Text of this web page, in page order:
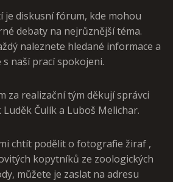
je diskusní fórum, kde mohou
debaty na nejrůznější téma.
naleznete hledané informace a
s naší prací spokojeni.
za realizační tým děkují správci
Čulík a Luboš Melichar.
chtít podělit o fotografie žiraf ,
kopytníků ze zoologických
můžete je zaslat na adresu